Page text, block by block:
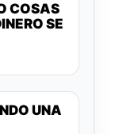
COSAS
SE
UNA